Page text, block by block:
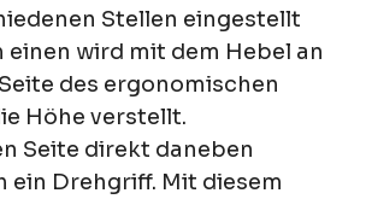
Stellen eingestellt
einen wird mit dem Hebel an
des ergonomischen
Höhe verstellt.
Seite direkt daneben
ein Drehgriff. Mit diesem